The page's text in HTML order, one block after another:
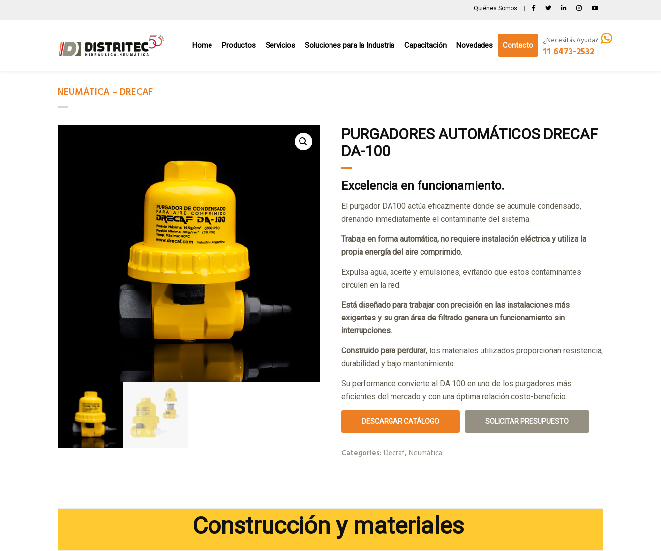
Quiénes Somos
Home Productos Servicios Soluciones para la Industria Capacitación Novedades Contacto ¿Necesitás Ayuda?
11 6473-2532
PURGADORES AUTOMÁTICOS DRECAF
DA-100
Excelencia en funcionamiento.
El purgador DA100 actúa eficazmente donde se acumule condensado,
drenando inmediatamente el contaminante del sistema.
Trabaja en forma automática, no requiere instalación eléctrica y utiliza la
propia energía del aire comprimido.
Expulsa agua, aceite y emulsiones, evitando que estos contaminantes
circulen en la red.
Está diseñado para trabajar con precisión en las instalaciones más
exigentes y su gran área de filtrado genera un funcionamiento sin
interrupciones.
Construido para perdurar, los materiales utilizados proporcionan resistencia,
durabilidad y bajo mantenimiento.
Su performance convierte al DA 100 en uno de los purgadores más
eficientes del mercado y con una óptima relación costo-beneficio.
DESCARGAR CATÁLOGO SOLICITAR PRESUPUESTO
NEUMÁTICA – DRECAF
Categories:Decraf,Neumática
Construcción y materiales